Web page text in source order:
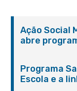
Ação Social
abre
serviços
orientações
Programa
Escola e a